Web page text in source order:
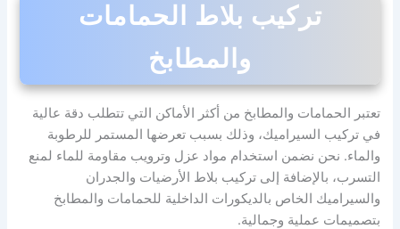
تركيب بلاط الحمامات
والمطابخ
تعتبر الحمامات والمطابخ من أكثر الأماكن التي تتطلب دقة عالية
في تركيب السيراميك، وذلك بسبب تعرضها المستمر للرطوبة
والماء. نحن نضمن استخدام مواد عزل وترويب مقاومة للماء لمنع
التسرب، بالإضافة إلى تركيب بلاط الأرضيات والجدران
والسيراميك الخاص بالديكورات الداخلية للحمامات والمطابخ
بتصميمات عملية وجمالية.